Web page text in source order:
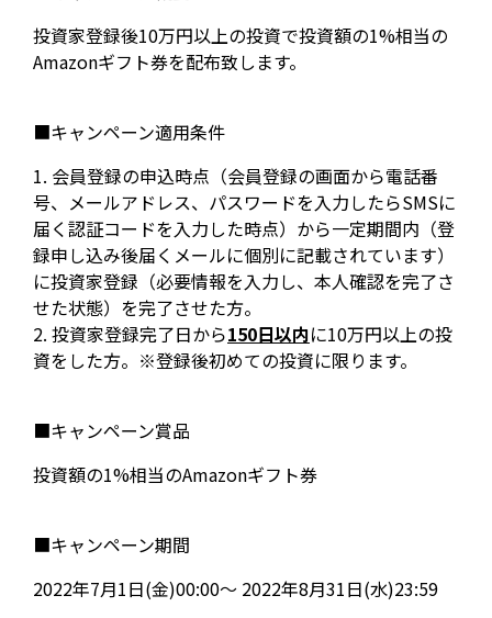
投資家登録後10万円以上の投資で投資額の1%相当の
Amazonギフト券を配布致します。
■キャンペーン適用条件
1. 会員登録の申込時点（会員登録の画面から電話番
号、メールアドレス、パスワードを入力したらSMSに
届く認証コードを入力した時点）から一定期間内（登
録申し込み後届くメールに個別に記載されています）
に投資家登録（必要情報を入力し、本人確認を完了さ
せた状態）を完了させた方。
2. 投資家登録完了日から150日以内に10万円以上の投
資をした方。※登録後初めての投資に限ります。
■キャンペーン賞品
投資額の1%相当のAmazonギフト券
■キャンペーン期間
2022年7月1日(金)00:00～ 2022年8月31日(水)23:59